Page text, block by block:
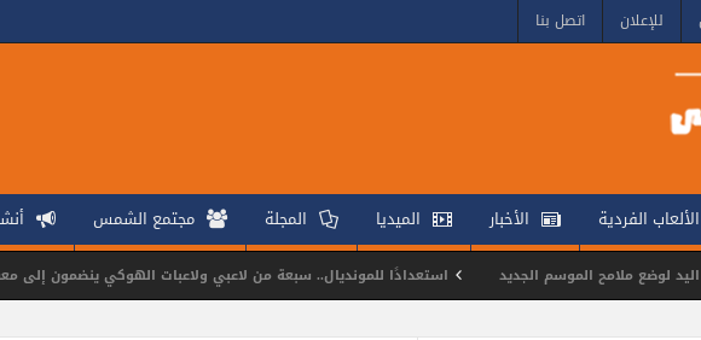
للإعلان اتصل بنا
الألعاب الفردية الأخبار الميديا المجلة مجتمع الشمس
الموسم الجديد استعدادًا للمونديال.. سبعة من لاعبي ولاعبات الهوكي ينضمون إلى معسكرات منتخب